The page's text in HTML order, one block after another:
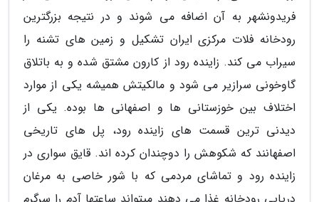
فریدونشهر به آن اضافه می شوند و در نتیجه بزرگترین
رودخانه فلات مرکزی ایران تشکیل و زمین های تشنه را
سیراب می کند. زاینده رود از کارون مشتق شده و به باتلاق
گاوخونی سرازیر می شود و مالکیتش همیشه یکی از موارد
اختلاف بین خوزستانی ها و اصفهانی ها بوده. یکی از
دیدنی ترین قسمت های زاینده رود، پل های تاریخی
اصفهانند که شکوهش را دوچندان کرده اند. قایق سواری در
زاینده رود و تماشای مردمی که با شور خاصی به مرغان